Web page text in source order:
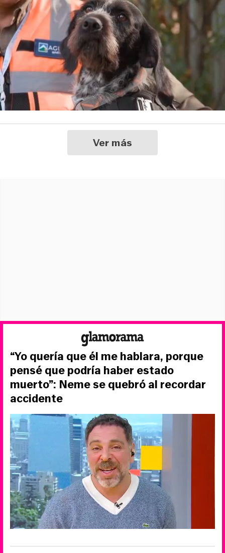
Ver más
“Yo quería que él me hablara, porque
pensé que podría haber estado
muerto”: Neme se quebró al recordar
accidente